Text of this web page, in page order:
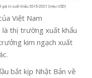
Việt Nam
là thị trường xuất khẩu
kim ngạch xuất
bắt kịp Nhật Bản về